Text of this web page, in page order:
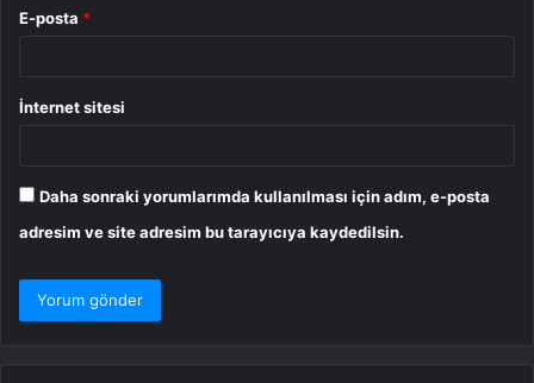
E-posta *
İnternet sitesi
Daha sonraki yorumlarımda kullanılması için adım, e-posta
adresim ve site adresim bu tarayıcıya kaydedilsin.